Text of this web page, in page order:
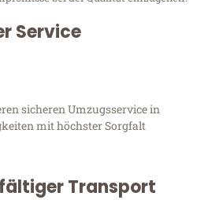
Service
sicheren Umzugsservice in
mit höchster Sorgfalt
Transport